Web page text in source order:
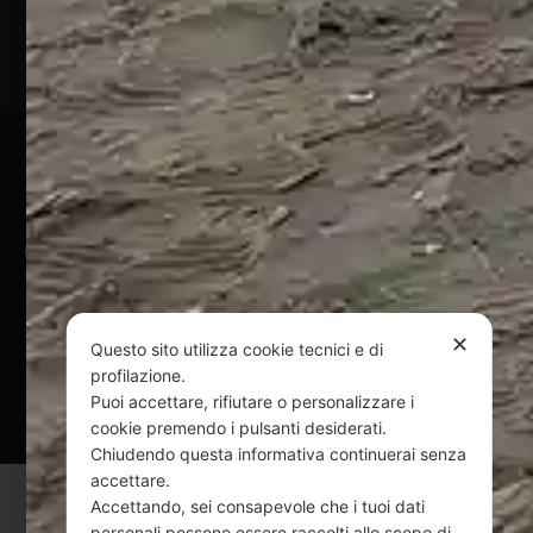
P.Iva
01828920676
Pagamenti Sicuri
@ Copyright 2024 Webpesca è un brand Intent di Federico
Andrenacci P.Iva 01917920678
Via G. Galilei n. 2 – 64018 Tortoreto TE | REA TE-168019 |
Mail:
federicoandrenacci@pec.it
Questo sito è protetto da Google reCAPTCHA
v3,
Privacy PolicyeTerms of Service
✕
Questo sito utilizza cookie tecnici e di
profilazione.
Puoi accettare, rifiutare o personalizzare i
cookie premendo i pulsanti desiderati.
Chiudendo questa informativa continuerai senza
accettare.
Accettando, sei consapevole che i tuoi dati